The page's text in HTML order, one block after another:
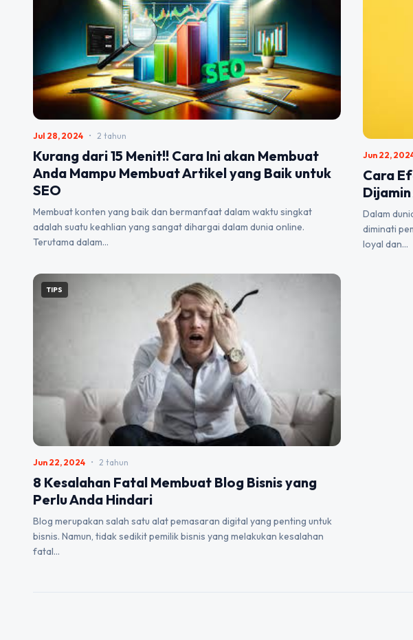
Jul 28, 2024 • 2 tahun
Kurang dari 15 Menit!! Cara Ini akan Membuat
Anda Mampu Membuat Artikel yang Baik untuk
SEO
Membuat konten yang baik dan bermanfaat dalam waktu singkat
adalah suatu keahlian yang sangat dihargai dalam dunia online.
Terutama dalam…
Jun 22,
Cara
Dalam
diminati
loyal dan…
TIPS
Jun 22, 2024 • 2 tahun
8 Kesalahan Fatal Membuat Blog Bisnis yang
Perlu Anda Hindari
Blog merupakan salah satu alat pemasaran digital yang penting untuk
bisnis. Namun, tidak sedikit pemilik bisnis yang melakukan kesalahan
fatal…